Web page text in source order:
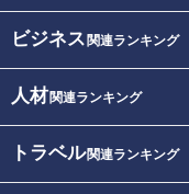
ビジネス 関連ランキング
人材関連ランキング
トラベル関連ランキング